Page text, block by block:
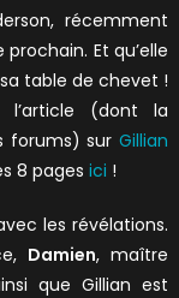
récemment
Et qu’elle
table de chevet !
l’article (dont la
forums) surGillian
8 pages ici !
les révélations.
Damien, maître
que Gillian est